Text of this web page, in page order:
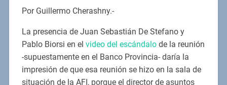
Por Guillermo Cherashny.-
La presencia de Juan Sebastián De Stefano y
Pablo Biorsi en el video del escándalode la reunión
-supuestamente en el Banco Provincia- daría la
impresión de que esa reunión se hizo en la sala de
situación de la AFI, porque el director de asuntos